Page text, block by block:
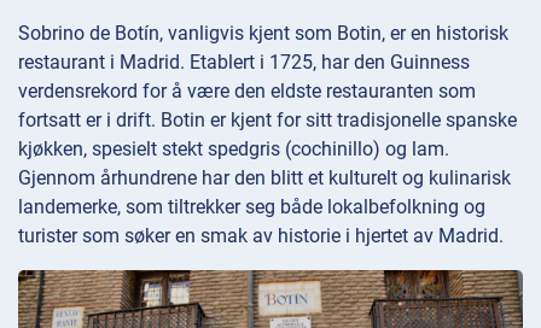
Sobrino de Botín, vanligvis kjent som Botin, er en historisk
restaurant i Madrid. Etablert i 1725, har den Guinness
verdensrekord for å være den eldste restauranten som
fortsatt er i drift. Botin er kjent for sitt tradisjonelle spanske
kjøkken, spesielt stekt spedgris (cochinillo) og lam.
Gjennom århundrene har den blitt et kulturelt og kulinarisk
landemerke, som tiltrekker seg både lokalbefolkning og
turister som søker en smak av historie i hjertet av Madrid.